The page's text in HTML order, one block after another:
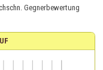
Gegnerbewertung